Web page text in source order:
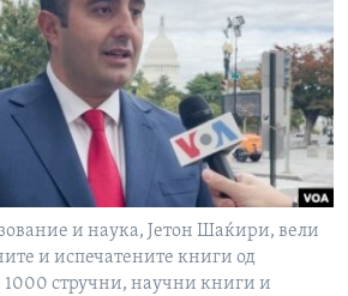
и наука, Јетон Шаќири, вели
и испечатените книги од
1000 стручни, научни книги и